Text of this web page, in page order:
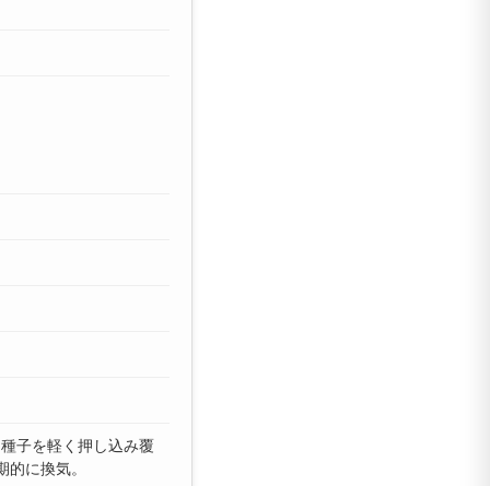
子を軽く押し込み覆
に換気。